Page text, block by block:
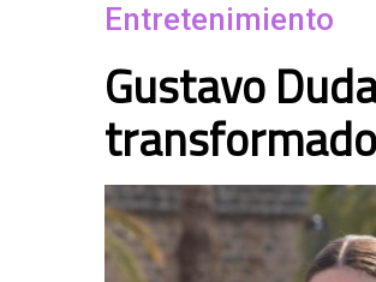
Entretenimiento
Gustavo